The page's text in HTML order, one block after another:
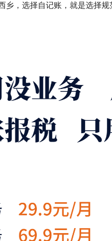
乡，选择自记账，就是选择